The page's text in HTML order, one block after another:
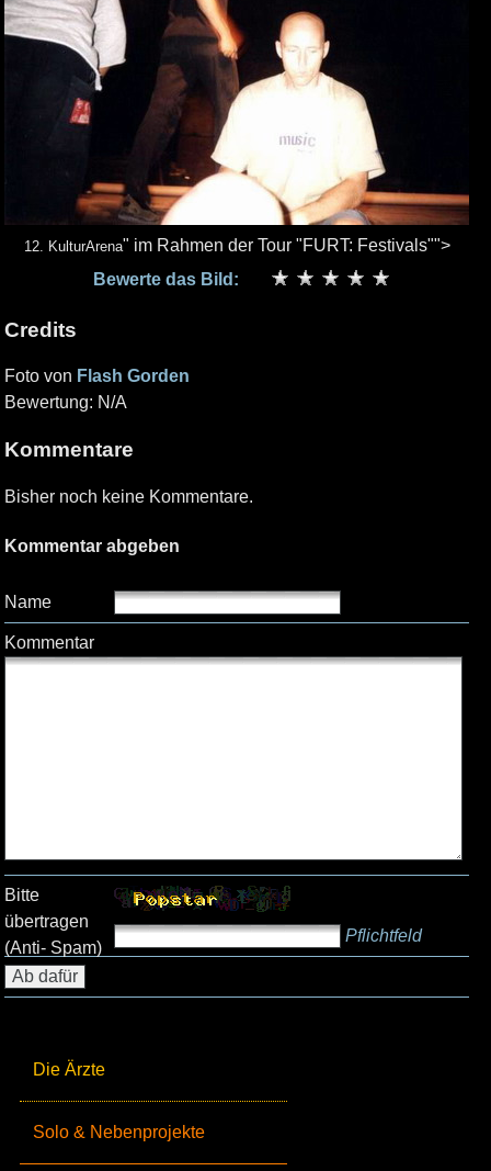
Die Ärzte
Solo & Nebenprojekte
12. KulturArena" im Rahmen der Tour "FURT: Festivals"">
Bewerte das Bild:
Credits
Foto von Flash Gorden
Bewertung: N/A
Kommentare
Bisher noch keine Kommentare.
Kommentar abgeben
Name
Kommentar
Bitte
übertragen
(Anti- Spam)
Pflichtfeld